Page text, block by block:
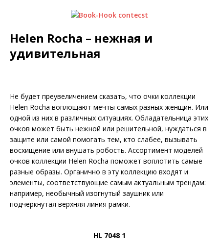
Helen Rocha – нежная и
удивительная
Не будет преувеличением сказать, что очки коллекции
Helen Rocha воплощают мечты самых разных женщин. Или
одной из них в различных ситуациях. Обладательница этих
очков может быть нежной или решительной, нуждаться в
защите или самой помогать тем, кто слабее, вызывать
восхищение или внушать робость. Ассортимент моделей
очков коллекции Helen Rocha поможет воплотить самые
разные образы. Органично в эту коллекцию входят и
элементы, соответствующие самым актуальным трендам:
например, необычный изогнутый заушник или
подчеркнутая верхняя линия рамки.
HL 7048 1